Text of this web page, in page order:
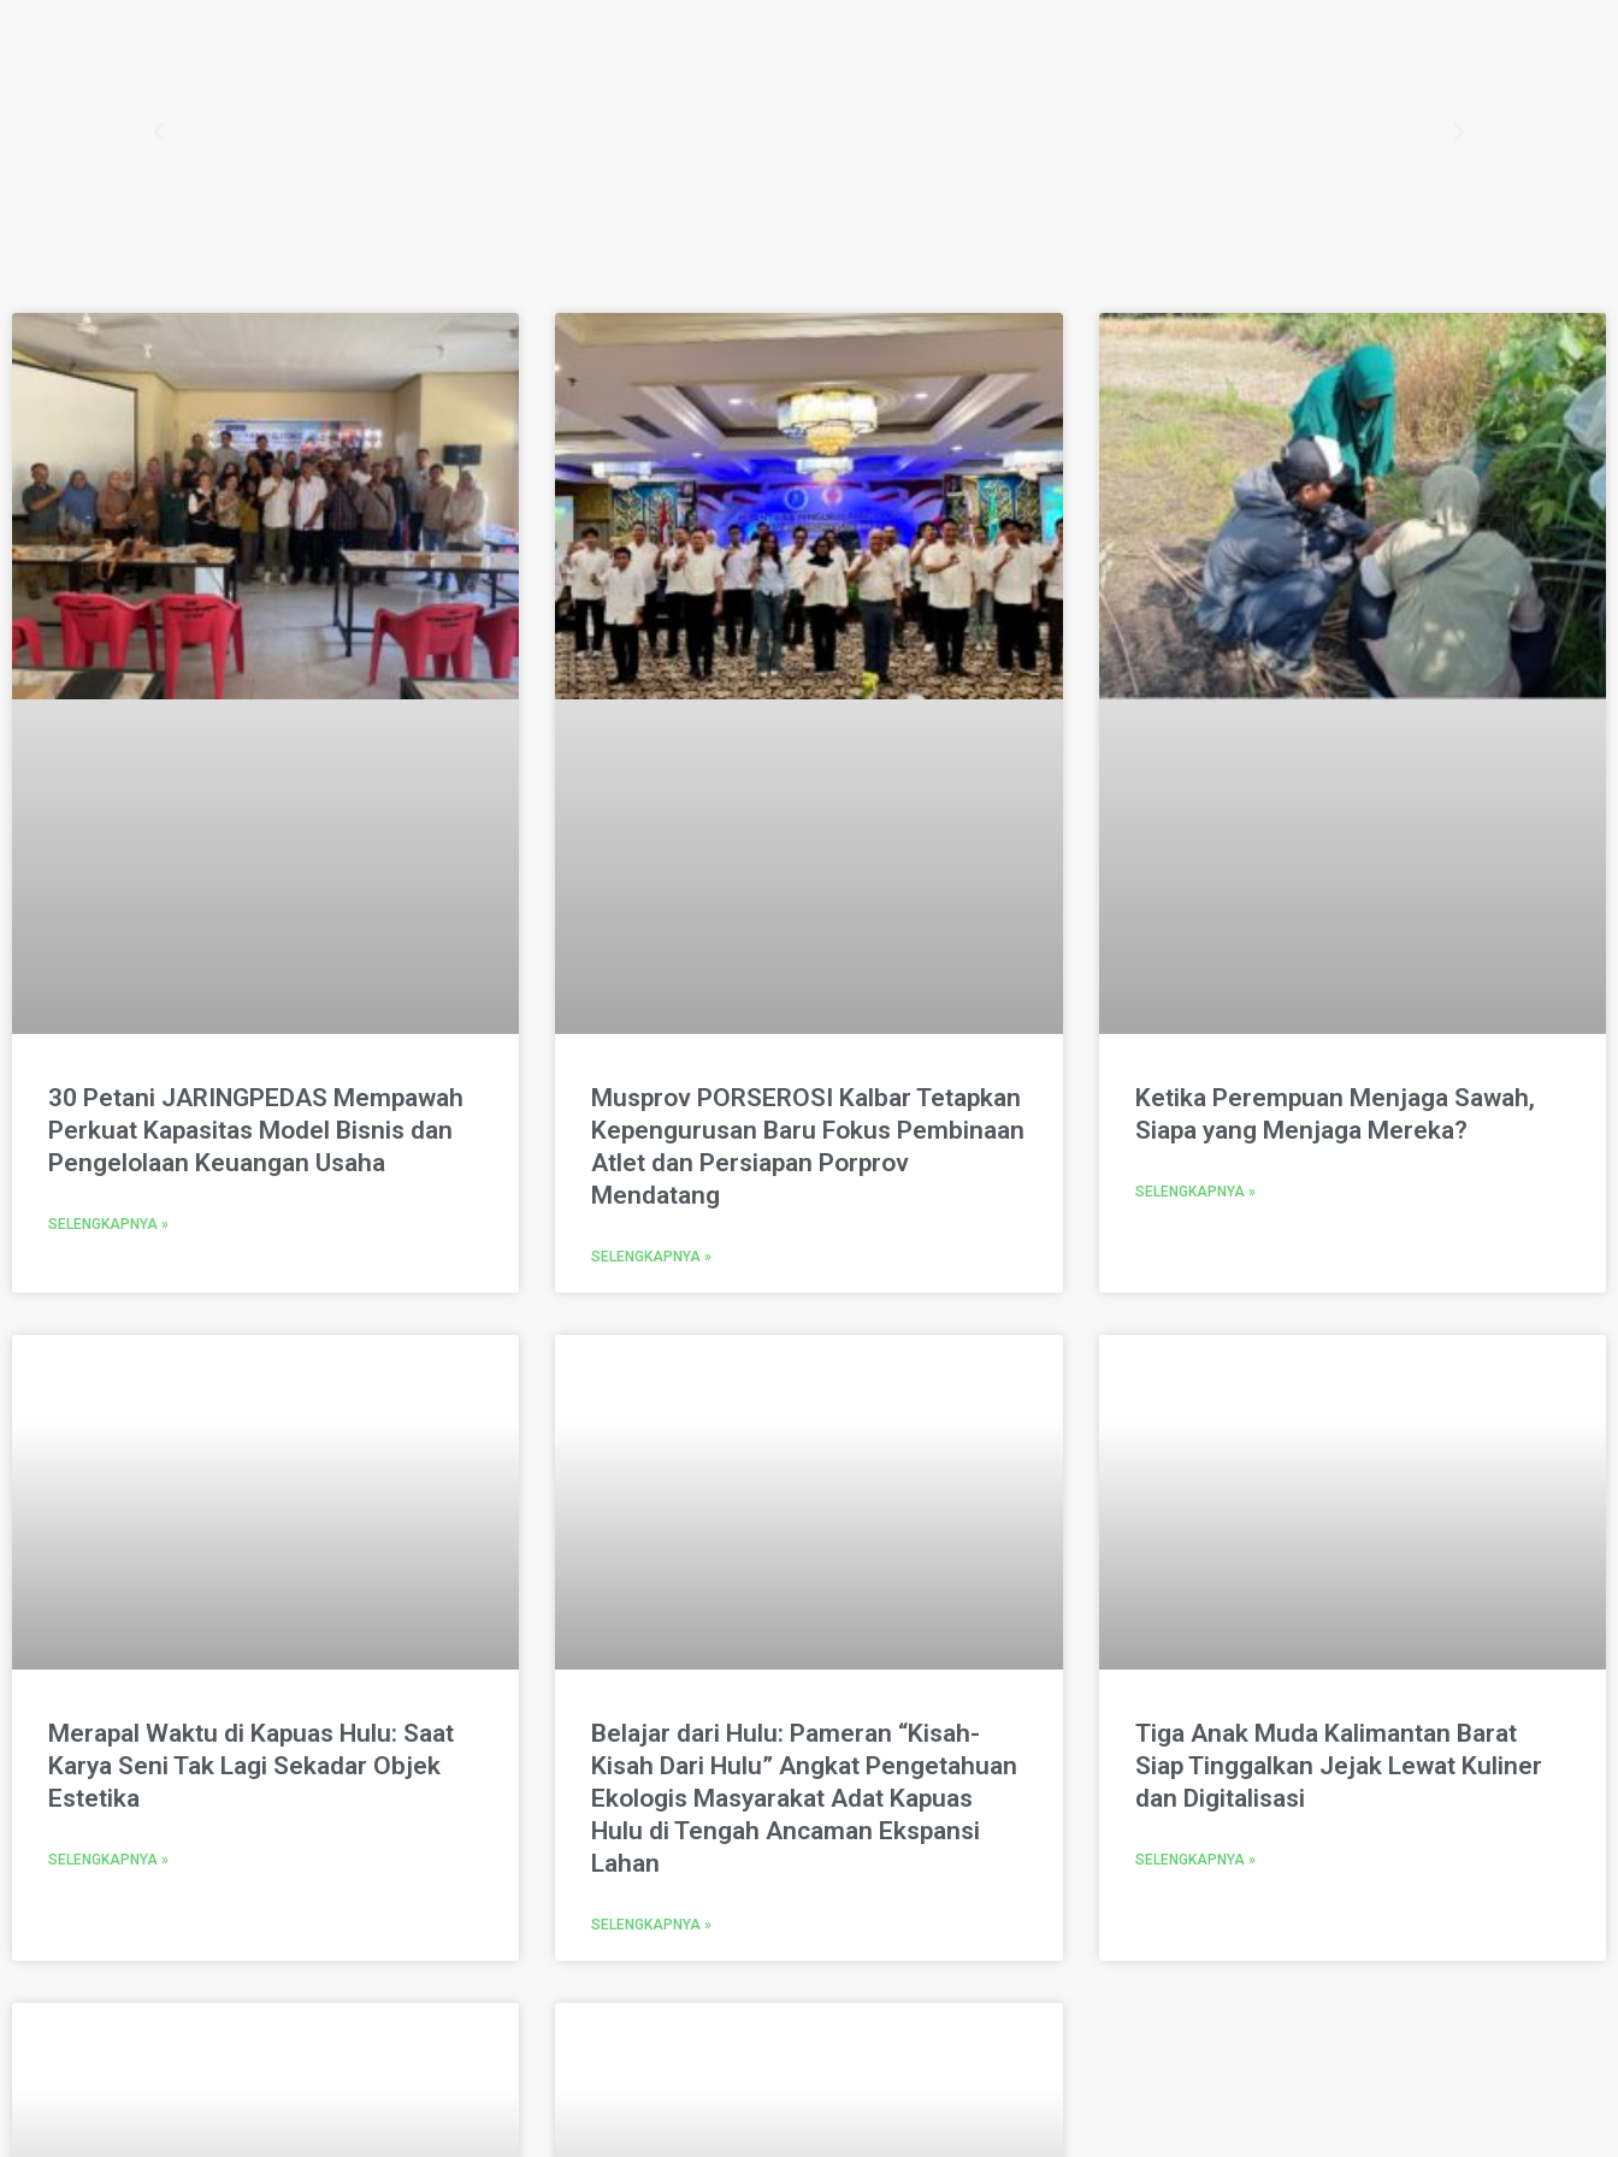
30 Petani JARINGPEDAS Mempawah
Perkuat Kapasitas Model Bisnis dan
Pengelolaan Keuangan Usaha
SELENGKAPNYA »
Musprov PORSEROSI Kalbar Tetapkan
Kepengurusan Baru Fokus Pembinaan
Atlet dan Persiapan Porprov
Mendatang
SELENGKAPNYA »
Ketika Perempuan Menjaga Sawah,
Siapa yang Menjaga Mereka?
SELENGKAPNYA »
Merapal Waktu di Kapuas Hulu: Saat
Karya Seni Tak Lagi Sekadar Objek
Estetika
SELENGKAPNYA »
Belajar dari Hulu: Pameran “Kisah-
Kisah Dari Hulu” Angkat Pengetahuan
Ekologis Masyarakat Adat Kapuas
Hulu di Tengah Ancaman Ekspansi
Lahan
SELENGKAPNYA »
Tiga Anak Muda Kalimantan Barat
Siap Tinggalkan Jejak Lewat Kuliner
dan Digitalisasi
SELENGKAPNYA »